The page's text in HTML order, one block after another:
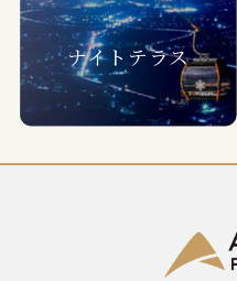
ナイトテラス